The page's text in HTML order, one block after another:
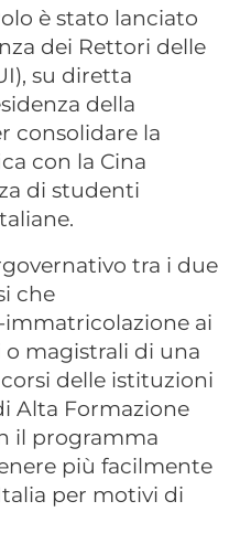
è stato lanciato
dei Rettori delle
su diretta
della
consolidare la
con la Cina
di studenti
tra i due
che
ai
magistrali di una
delle istituzioni
Alta Formazione
il programma
più facilmente
per motivi di